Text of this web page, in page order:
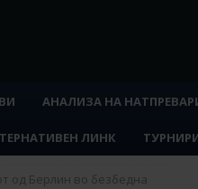
АНАЛИЗА НА
ЛИНК
од Берлин во безбедна